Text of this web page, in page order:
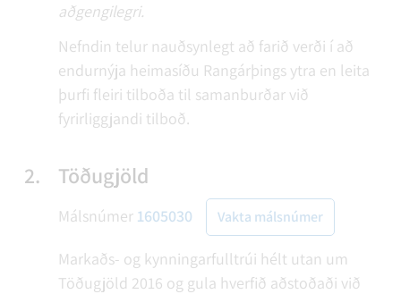
aðgengilegri.
Nefndin telur nauðsynlegt að farið verði í að
endurnýja heimasíðu Rangárþings ytra en leita
þurfi fleiri tilboða til samanburðar við
fyrirliggjandi tilboð.
2. Töðugjöld
Málsnúmer 1605030 Vakta málsnúmer
Markaðs- og kynningarfulltrúi hélt utan um
Töðugjöld 2016 og gula hverfið aðstoðaði við